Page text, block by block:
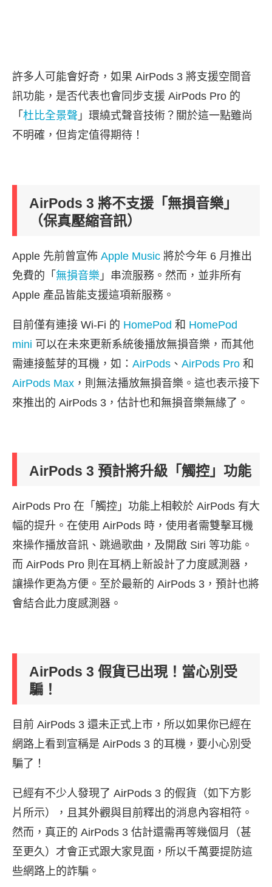
許多人可能會好奇，如果 AirPods 3 將支援空間音
訊功能，是否代表也會同步支援 AirPods Pro 的
「 杜比全景聲 」環繞式聲音技術？關於這一點雖尚
不明確，但肯定值得期待！
AirPods 3 將不支援「無損音樂」
（保真壓縮音訊）
Apple 先前曾宣佈 Apple Music 將於今年 6 月推出
免費的「 無損音樂 」串流服務。然而，並非所有
Apple 產品皆能支援這項新服務。
目前僅有連接 Wi-Fi 的 HomePod 和 HomePod
mini 可以在未來更新系統後播放無損音樂，而其他
需連接藍芽的耳機，如： AirPods 、 AirPods Pro 和
AirPods Max ，則無法播放無損音樂。這也表示接下
來推出的 AirPods 3，估計也和無損音樂無緣了。
AirPods 3 預計將升級「觸控」功能
AirPods Pro 在「觸控」功能上相較於 AirPods 有大
幅的提升。在使用 AirPods 時，使用者需雙擊耳機
來操作播放音訊、跳過歌曲，及開啟 Siri 等功能。
而 AirPods Pro 則在耳柄上新設計了力度感測器，
讓操作更為方便。至於最新的 AirPods 3，預計也將
會結合此力度感測器。
AirPods 3 假貨已出現！當心別受
騙！
目前 AirPods 3 還未正式上市，所以如果你已經在
網路上看到宣稱是 AirPods 3 的耳機，要小心別受
騙了！
已經有不少人發現了 AirPods 3 的假貨（如下方影
片所示），且其外觀與目前釋出的消息內容相符。
然而，真正的 AirPods 3 估計還需再等幾個月（甚
至更久）才會正式跟大家見面，所以千萬要提防這
些網路上的詐騙。